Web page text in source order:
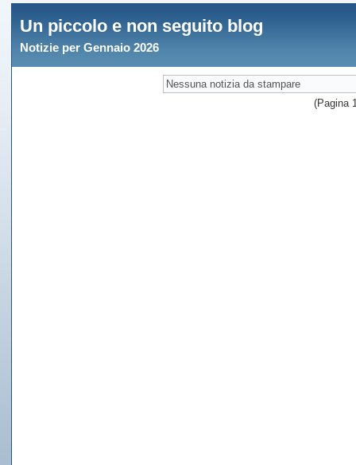
Un piccolo e non seguito blog
Notizie per Gennaio 2026
Nessuna notizia da stampare
(Pagina